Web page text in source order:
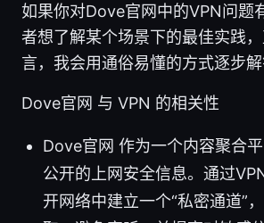
如果你对Dove官网中的VPN问题
者想了解某个场景下的最佳实践
言，我会用通俗易懂的方式逐步解
Dove官网 与 VPN 的相关性
Dove官网 作为一个内容聚合平
公开的上网安全信息。通过
开网络中建立一个“私密通道”